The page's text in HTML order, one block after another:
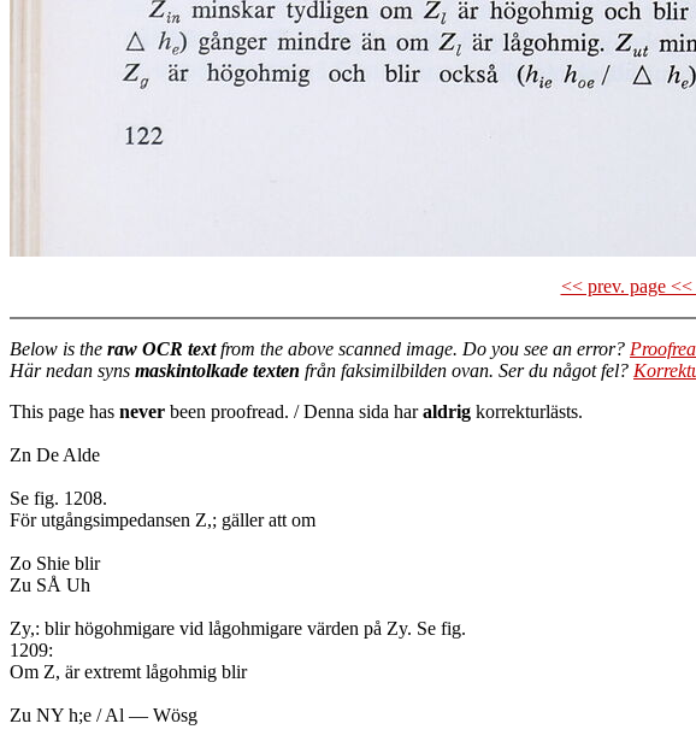
<< prev. page
Below is the raw OCR textfrom the above scanned image. Do you see an error?
Här nedan syns maskintolkade texten från faksimilbilden ovan. Ser du något fel?
This page has never been proofread. / Denna sida haraldrig korrekturlästs.
Zn De Alde
Se fig. 1208.
För utgångsimpedansen Z,; gäller att om
Zo Shie blir
Zu SÅ Uh
Zy,: blir högohmigare vid lågohmigare värden på Zy. Se fig.
1209:
Om Z, är extremt lågohmig blir
Zu NY h;e / Al — Wösg